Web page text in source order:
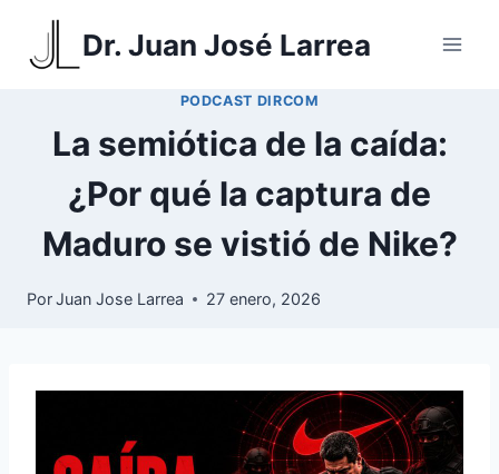
Saltar
Dr. Juan José Larrea
PODCAST DIRCOM
La semiótica de la caída:
¿Por qué la captura de
Maduro se vistió de Nike?
PorJuan Jose Larrea 27 enero, 2026